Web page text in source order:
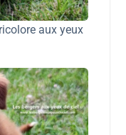
aux yeux